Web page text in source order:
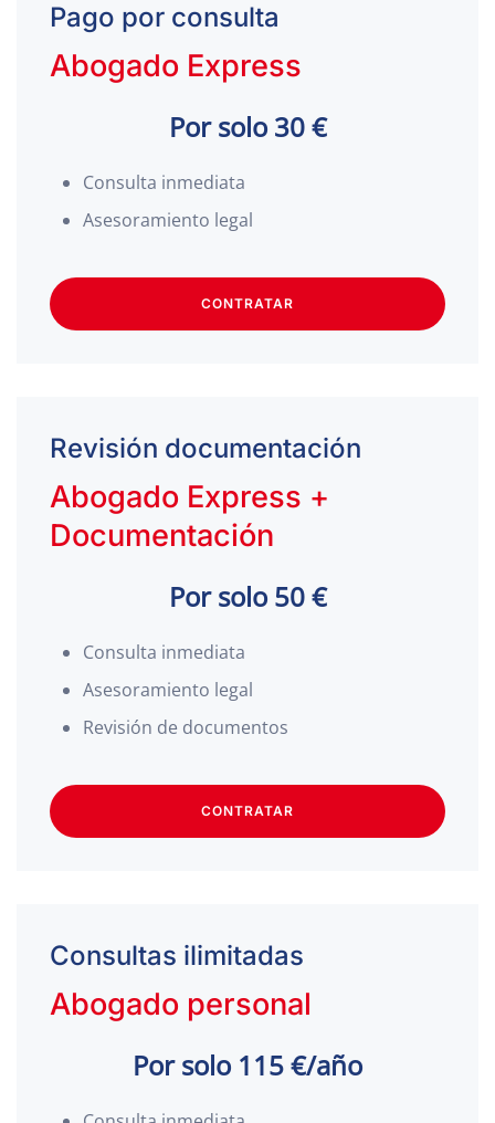
Pago por consulta
Abogado Express
Por solo 30 €
Consulta inmediata
Asesoramiento legal
CONTRATAR
Revisión documentación
Abogado Express +
Documentación
Por solo 50 €
Consulta inmediata
Asesoramiento legal
Revisión de documentos
CONTRATAR
Consultas ilimitadas
Abogado personal
Por solo 115 €/año